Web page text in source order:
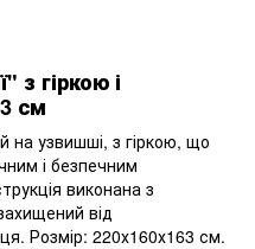
з гіркою і
см
на узвишші, з гіркою, що
і безпечним
виконана з
від
Розмір: 220х160х163 см.